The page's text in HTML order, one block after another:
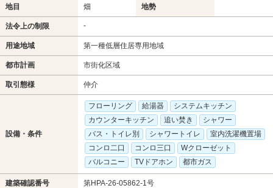
地目 畑 地勢
法令上の制限 -
用途地域 第一種低層住居専用地域
都市計画 市街化区域
取引態様 仲介
設備・条件
フローリング 給湯器
システムキッチン
カウンターキッチン
追い焚き
シャワー
バス・トイレ別
シャワートイレ
室内洗濯機置場
コンロ二口
コンロ三口
Wクローゼット
バルコニー
TVドアホン 都市ガス
建築確認番号 第HPA-26-05862-1号